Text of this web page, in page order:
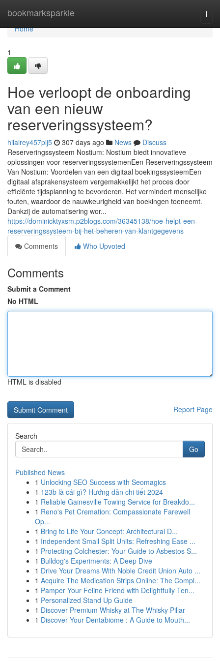
bookmarksparkle
Home
Home
1
Hoe verloopt de onboarding
van een nieuw
reserveringssysteem?
hilairey457plj5 307 days ago News
Discuss
Reserveringssysteem Nostium: Nostium biedt innovatieve
oplossingen voor reserveringssystemenEen Reserveringssysteem
Van Nostium: Voordelen van een digitaal boekingssysteemEen
digitaal afsprakensysteem vergemakkelijkt het proces door
efficiënte tijdsplanning te bevorderen. Het vermindert menselijke
fouten, waardoor de nauwkeurigheid van boekingen toeneemt.
Dankzij de automatisering wor...
https://dominicktyxsm.p2blogs.com/36345138/hoe-helpt-een-
reserveringssysteem-bij-het-beheren-van-klantgegevens
Comments
Who Upvoted
Comments
Submit a Comment
No HTML
HTML is disabled
Report Page
Search
Go
Published News
1 Unlocking SEO Success with Seomagics
1 123b là cái gì? Hướng dẫn chi tiết 2024
1 Reliable Gainesville Towing Service for Breakdo...
1 Reno's Pet Cremation: Compassionate Farewell
Op...
1 Bring to Life Your Concept: Architectural D...
1 Independent Small Split Units: Refreshing Ease ...
1 Protecting Colchester: Your Guide to Asbestos S...
1 Bulldog's Experiments: A Deep Dive
1 Drive Your Dreams With Noble Credit Union Auto ...
1 Acquire The Medication Strips Online: The Compl...
1 Pamper Your Feline Friend with Delightfully Ten...
1 Personalized Stand Up Guide
1 Discover Premium Whisky at The Whisky Pillar
1 Discover Your Dentabiome : A Guide to Mouth...